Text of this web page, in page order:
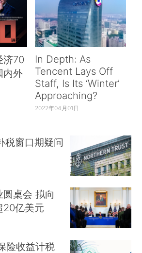
济70
内外
In Depth: As
Tencent Lays Off
Staff, Is Its ‘Winter’
Approaching?
2022年04月01日
税窗口期疑问
桌会 拟向
20亿美元
险收益计税